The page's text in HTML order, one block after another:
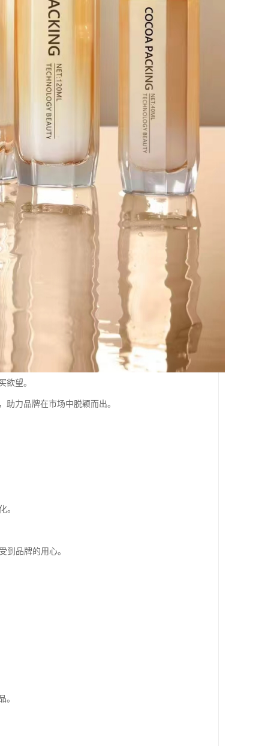
欲望。
力品牌在市场中脱颖而出。
。
到品牌的用心。
。